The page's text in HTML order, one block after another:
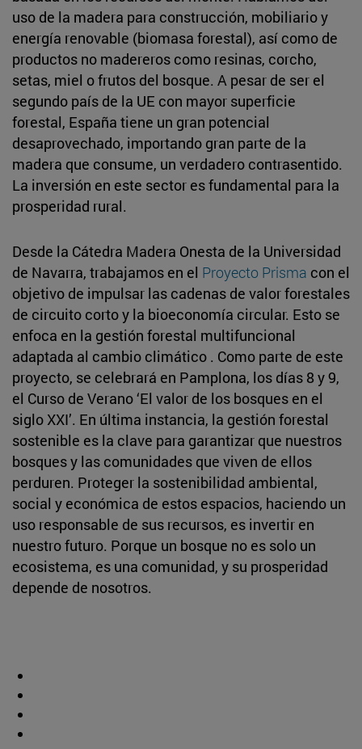
uso de la madera para construcción, mobiliario y
energía renovable (biomasa forestal), así como de
productos no madereros como resinas, corcho,
setas, miel o frutos del bosque. A pesar de ser el
segundo país de la UE con mayor superficie
forestal, España tiene un gran potencial
desaprovechado, importando gran parte de la
madera que consume, un verdadero contrasentido.
La inversión en este sector es fundamental para la
prosperidad rural.
Desde la Cátedra Madera Onesta de la Universidad
de Navarra, trabajamos en el Proyecto Prisma con el
objetivo de impulsar las cadenas de valor forestales
de circuito corto y la bioeconomía circular. Esto se
enfoca en la gestión forestal multifuncional
adaptada al cambio climático . Como parte de este
proyecto, se celebrará en Pamplona, los días 8 y 9,
el Curso de Verano ‘El valor de los bosques en el
siglo XXI’. En última instancia, la gestión forestal
sostenible es la clave para garantizar que nuestros
bosques y las comunidades que viven de ellos
perduren. Proteger la sostenibilidad ambiental,
social y económica de estos espacios, haciendo un
uso responsable de sus recursos, es invertir en
nuestro futuro. Porque un bosque no es solo un
ecosistema, es una comunidad, y su prosperidad
depende de nosotros.